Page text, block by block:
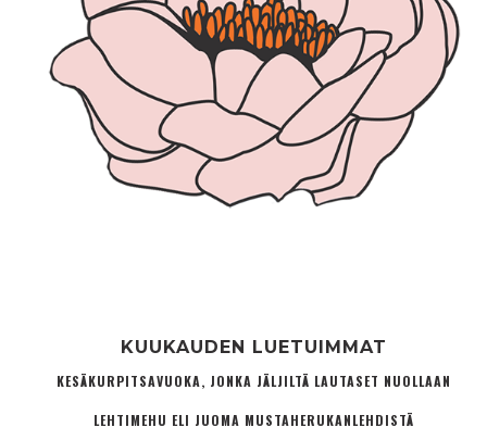
KUUKAUDEN LUETUIMMAT
KESÄKURPITSAVUOKA, JONKA JÄLJILTÄ LAUTASET NUOLLAAN
LEHTIMEHU ELI JUOMA MUSTAHERUKANLEHDISTÄ